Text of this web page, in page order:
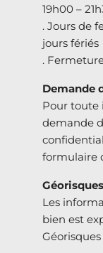
19h00 –
. Jours de
jours fériés
.
Demande
Pour toute
demande
formulaire
Les
bien est